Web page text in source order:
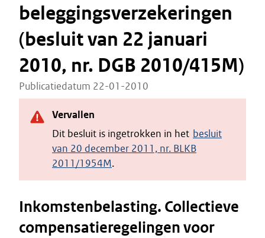
beleggingsverzekeringen
(besluit van 22 januari
2010, nr. DGB 2010/415M)
Publicatiedatum 22-01-2010
Vervallen
Dit besluit is ingetrokken in het besluit
van 20 december 2011, nr. BLKB
2011/1954M.
Inkomstenbelasting. Collectieve
compensatieregelingen voor